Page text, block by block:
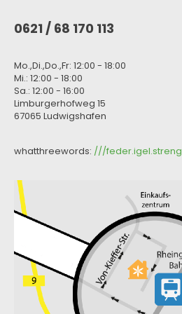
0621 / 68 170 113
Mo.,Di.,Do.,Fr: 12:00 - 18:00
Mi.: 12:00 - 18:00
Sa.: 12:00 - 16:00
Limburgerhofweg 15
67065 Ludwigshafen
whatthreewords: ///feder.igel.streng